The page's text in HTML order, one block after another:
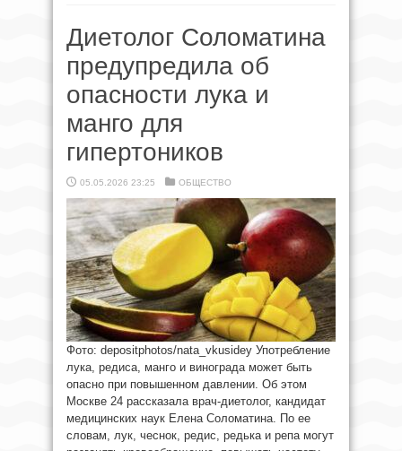
Диетолог Соломатина
предупредила об
опасности лука и
манго для
гипертоников
05.05.2026 23:25 ОБЩЕСТВО
Фото: depositphotos/nata_vkusidey Употребление
лука, редиса, манго и винограда может быть
опасно при повышенном давлении. Об этом
Москве 24 рассказала врач-диетолог, кандидат
медицинских наук Елена Соломатина. По ее
словам, лук, чеснок, редис, редька и репа могут